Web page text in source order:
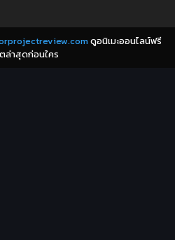
นวัย(6)
ดูอนิเมะออนไลน์ฟรี
ล่าสุดก่อนใคร